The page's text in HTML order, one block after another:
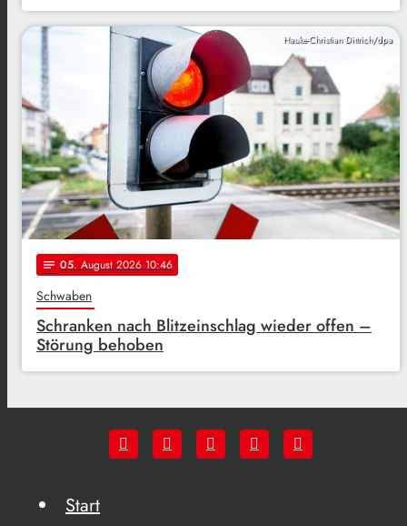
Hauke-Christian Dittrich/dpa
notes 05. August 2026 10:46
Schwaben
Schranken nach Blitzeinschlag wieder offen –
Störung behoben
Start